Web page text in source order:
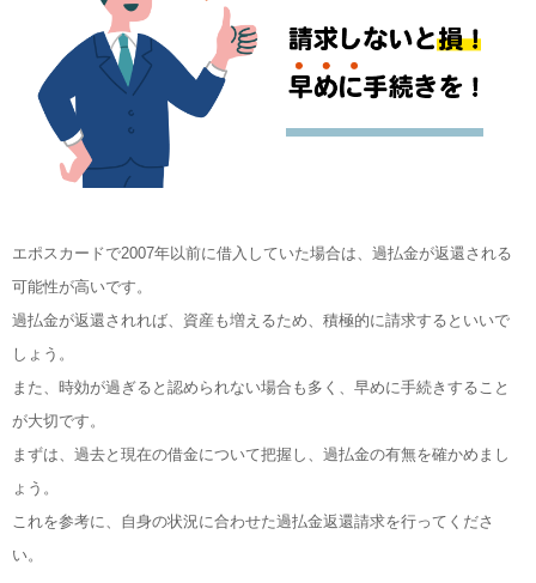
エポスカードで2007年以前に借入していた場合は、過払金が返還される
可能性が高いです。
過払金が返還されれば、資産も増えるため、積極的に請求するといいで
しょう。
また、時効が過ぎると認められない場合も多く、早めに手続きすること
が大切です。
まずは、過去と現在の借金について把握し、過払金の有無を確かめまし
ょう。
これを参考に、自身の状況に合わせた過払金返還請求を行ってくださ
い。